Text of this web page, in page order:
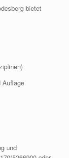
bietet
Auflage
und